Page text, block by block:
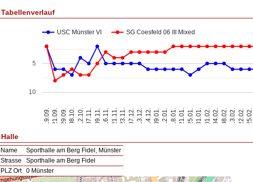
Tabellenverlauf
USC Münster VI SG Coesfeld 06 III Mixed
19.09. 21.09. 29.09. 08.10. 12.10. 07.11. 09.11. 16.11. 21.11. 23.11. 07.12. 13.12. 14.12. 09.01. 12.01. 18.01. 21.01. 25.01. 31.01. 01.02. 04.02. 08.02. 13.02. 22.02. 25.02.
5
10
Halle
Name
Sporthalle am Berg Fidel, Münster
Strasse
Sporthalle am Berg Fidel
PLZ Ort
0 Münster